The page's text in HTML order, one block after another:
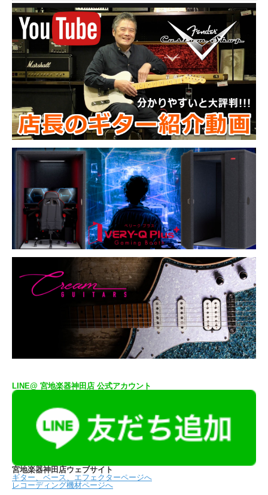
LINE@ 宮地楽器神田店 公式アカウント
宮地楽器神田店ウェブサイト
ギター、ベース、エフェクターページへ
レコーディング機材ページへ